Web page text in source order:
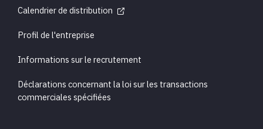
Calendrier de distribution
Profil de l'entreprise
Informations sur le recrutement
Déclarations concernant la loi sur les transactions
commerciales spécifiées